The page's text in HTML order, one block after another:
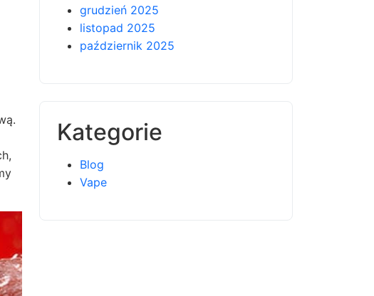
grudzień 2025
listopad 2025
październik 2025
Kategorie
Blog
Vape